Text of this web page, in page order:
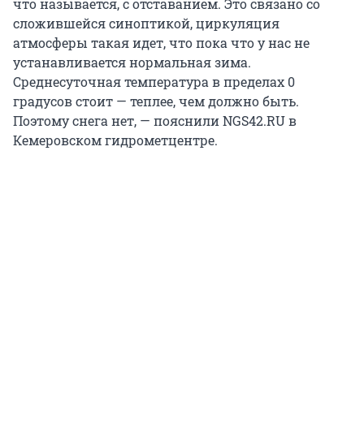
что называется, с отставанием. Это связано со
сложившейся синоптикой, циркуляция
атмосферы такая идет, что пока что у нас не
устанавливается нормальная зима.
Среднесуточная температура в пределах 0
градусов стоит — теплее, чем должно быть.
Поэтому снега нет, — пояснили NGS42.RU в
Кемеровском гидрометцентре.